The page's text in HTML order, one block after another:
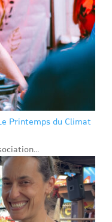
Printemps du Climat